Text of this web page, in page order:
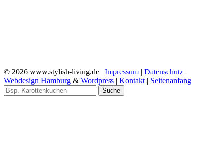
© 2026 www.stylish-living.de | Impressum | Datenschutz |
Webdesign Hamburg & Wordpress | Kontakt | Seitenanfang
Suche